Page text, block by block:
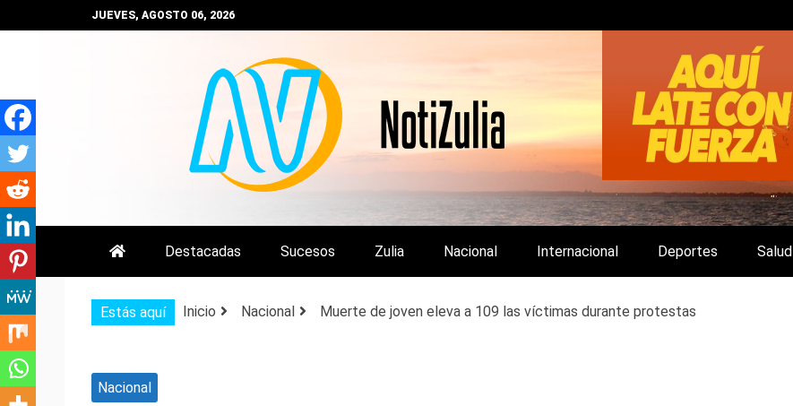
al
JUEVES, AGOSTO 06, 2026
NOTIZULIA
NOTICIAS DEL ZULIA, VENEZUELA Y DE INTERÉS GENERAL.
Destacadas Sucesos Zulia Nacional Internacional Deportes Salud
Estás aquí Inicio Nacional Muerte de joven eleva a 109 las víctimas durante protestas
Nacional